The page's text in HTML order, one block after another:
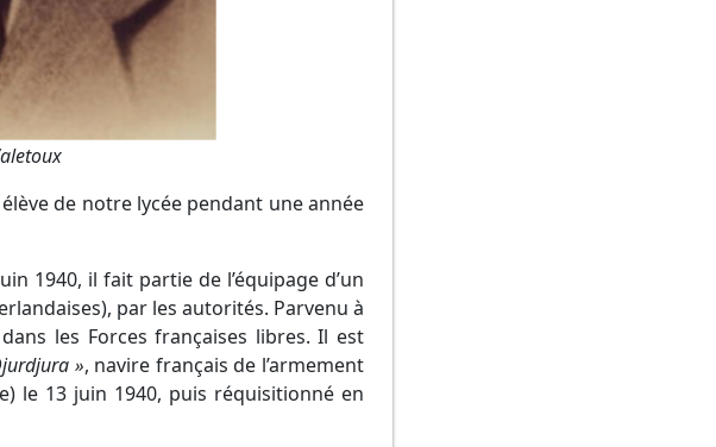
de notre lycée pendant une année
1940, il fait partie de l’équipage d’un
par les autorités. Parvenu à
les Forces françaises libres. Il est
», navire français de l’armement
le 13 juin 1940, puis réquisitionné en